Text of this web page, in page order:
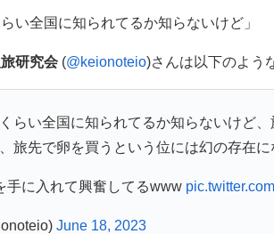
い全国に知られてるか知らないけど」
研究会 (@keionoteio)さんは以下のよう
らい全国に知られてるか知らないけど、
旅先で卵を買うという位には幻の存在に
手に入れて興奮してるwww
June 18, 2023